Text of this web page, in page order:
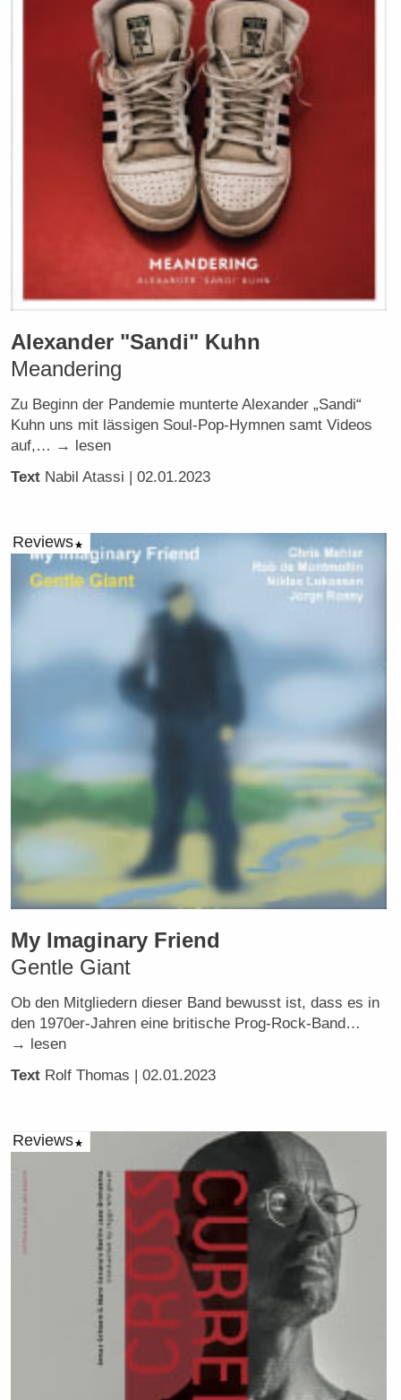
Alexander "Sandi" Kuhn
Meandering
Zu Beginn der Pandemie munterte Alexander „Sandi“
Kuhn uns mit lässigen Soul-Pop-Hymnen samt Videos
auf,… → lesen
Text Nabil Atassi | 02.01.2023
Reviews
My Imaginary Friend
Gentle Giant
Ob den Mitgliedern dieser Band bewusst ist, dass es in
den 1970er-Jahren eine britische Prog-Rock-Band…
→ lesen
Text Rolf Thomas | 02.01.2023
Reviews